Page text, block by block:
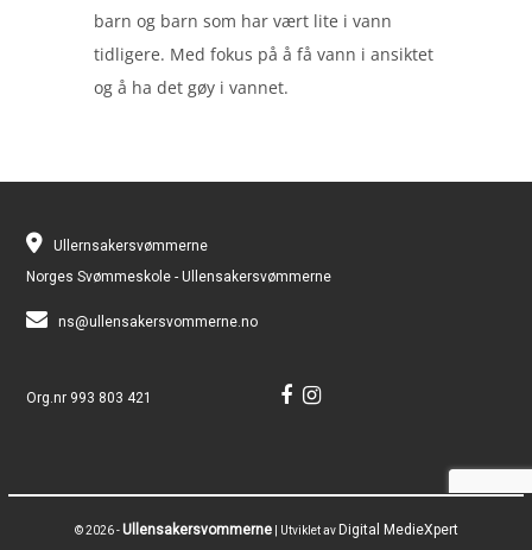
barn og barn som har vært lite i vann
tidligere. Med fokus på å få vann i ansiktet
og å ha det gøy i vannet.
Ullernsakersvømmerne
Norges Svømmeskole - Ullensakersvømmerne
ns@ullensakersvommerne.no
Org.nr 993 803 421
© 2026 -Ullensakersvommerne| Utviklet av Digital MedieXpert